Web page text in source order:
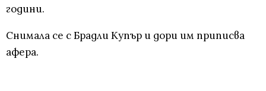
години.
Снимала се с Брадли Купър и дори им приписва
афера.